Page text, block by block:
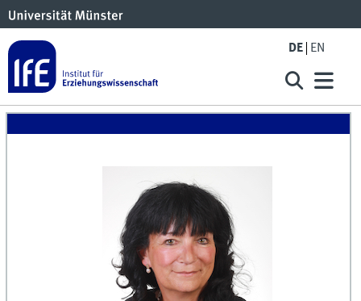
DE EN